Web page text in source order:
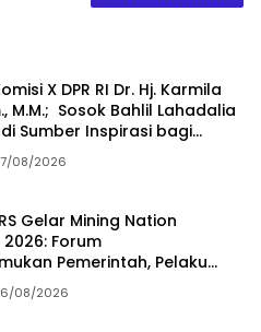
X DPR RI Dr. Hj. Karmila
M.M.; Sosok Bahlil Lahadalia
Sumber Inspirasi bagi
Pelaku Usaha,
maupun Pemangku
Kontribusi bagi
Nasional.
08/2026
Gelar Mining Nation
Forum
Pemerintah, Pelaku
Akademisi, dan
dalam Mendukung
08/2026